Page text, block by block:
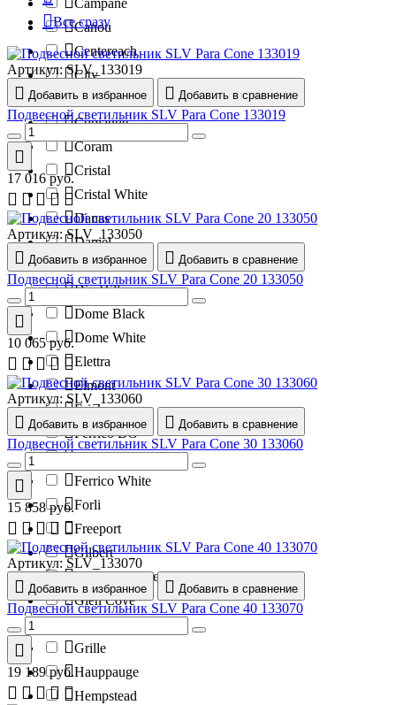
Campane
Canou
Centereach
City
Commack
Copiague
Coram
Cristal
Cristal White
Danas
Daniel
Denver
Dix Hills
Dome Black
Dome White
Elettra
Elmont
Erich
Ferrico BG
Ferrico Black
Ferrico White
Forli
Freeport
Gilbert
Ginger and Fred
Glen Cove
Grille
Hauppauge
Hempstead
Все сразу
Артикул:SLV_133019
Добавить в избранное Добавить в сравнение
Подвесной светильник SLV Para Cone 133019
17 016руб.
Артикул:SLV_133050
Добавить в избранное Добавить в сравнение
Подвесной светильник SLV Para Cone 20 133050
10 065руб.
Артикул:SLV_133060
Добавить в избранное Добавить в сравнение
Подвесной светильник SLV Para Cone 30 133060
15 858руб.
Артикул:SLV_133070
Добавить в избранное Добавить в сравнение
Подвесной светильник SLV Para Cone 40 133070
19 189руб.